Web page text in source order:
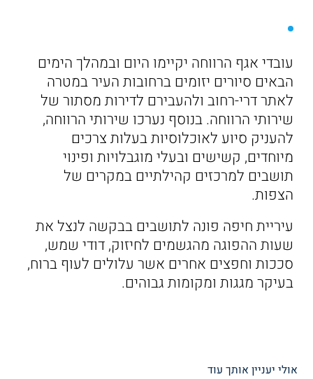
עובדי אגף הרווחה יקיימו היום ובמהלך הימים
הבאים סיורים יזומים ברחובות העיר במטרה
לאתר דרי-רחוב ולהעבירם לדירות מסתור של
שירותי הרווחה. בנוסף נערכו שירותי הרווחה,
להעניק סיוע לאוכלוסיות בעלות צרכים
מיוחדים, קשישים ובעלי מוגבלויות ופינוי
תושבים למרכזים קהילתיים במקרים של
הצפות.
עיריית חיפה פונה לתושבים בבקשה לנצל את
שעות ההפוגה מהגשמים לחיזוק, דודי שמש,
סככות וחפצים אחרים אשר עלולים לעוף ברוח,
בעיקר מגגות ומקומות גבוהים.
אולי יעניין אותך עוד